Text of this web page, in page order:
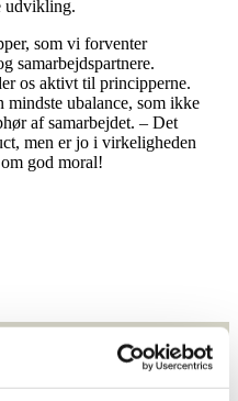
udvikling.
som vi forventer
samarbejdspartnere.
os aktivt til principperne.
ubalance, som ikke
af samarbejdet. – Det
men er jo i virkeligheden
god moral!